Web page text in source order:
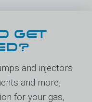
GET
and injectors
and more,
for your gas,